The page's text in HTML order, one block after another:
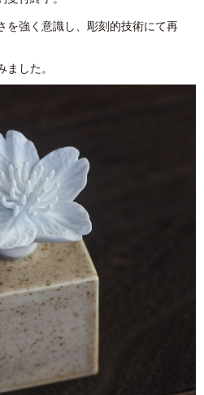
を強く意識し、彫刻的技術にて再
ました。